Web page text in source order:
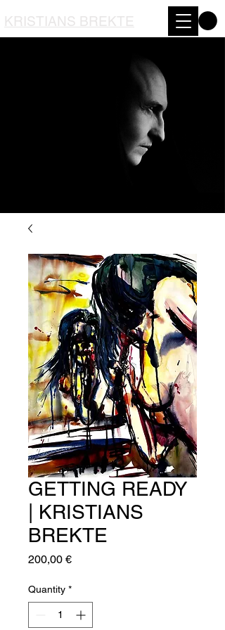
KRISTIANS BREKTE
GETTING READY
| KRISTIANS
BREKTE
200,00 €Price
Quantity *